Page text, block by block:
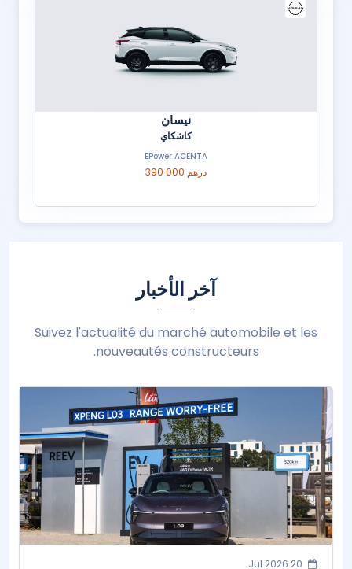
نيسان
كاشكاي
EPower ACENTA
390 000 درهم
آخر الأخبار
Suivez l'actualité du marché automobile et les
nouveautés constructeurs.